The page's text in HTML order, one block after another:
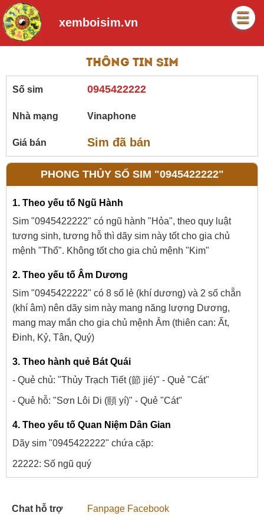
xemboisim.vn
Thông tin sim
Số sim 0945422222
Nhà mạng Vinaphone
Giá bán Sim đã bán
PHONG THỦY SỐ SIM "0945422222"
1. Theo yếu tố Ngũ Hành
Sim "0945422222" có ngũ hành "Hỏa", theo quy luật
tương sinh, tương hỗ thì dãy sim này tốt cho gia chủ
mệnh "Thổ". Không tốt cho gia chủ mệnh "Kim"
2. Theo yếu tố Âm Dương
Sim "0945422222" có 8 số lẻ (khí dương) và 2 số chẵn
(khí âm) nên dãy sim này mang năng lượng Dương,
mang may mắn cho gia chủ mệnh Âm (thiên can: Ất,
Đinh, Kỷ, Tân, Quý)
3. Theo hành quẻ Bát Quái
- Quẻ chủ: "Thủy Trạch Tiết (節 jié)" - Quẻ "Cát"
- Quẻ hỗ: "Sơn Lôi Di (頤 yí)" - Quẻ "Cát"
4. Theo yếu tố Quan Niệm Dân Gian
Dãy sim "0945422222" chứa cặp:
22222: Số ngũ quý
Chat hỗ trợ Fanpage Facebook